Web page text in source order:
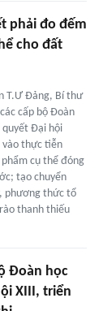
phải đo đếm
cho đất
T.Ư Đảng, Bí thư
cấp bộ Đoàn
quyết Đại hội
thực tiễn
cụ thể đóng
tạo chuyển
phương thức tổ
thanh thiếu
Đoàn học
XIII, triển